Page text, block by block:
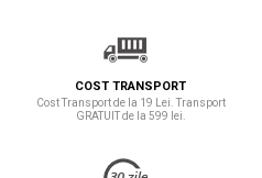
COST TRANSPORT
Cost Transport de la 19 Lei. Transport
GRATUIT de la 599 lei.